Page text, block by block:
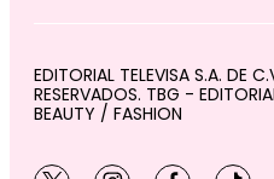
EDITORIAL TELEVISA S.A. DE
RESERVADOS. TBG -
BEAUTY / FASHION